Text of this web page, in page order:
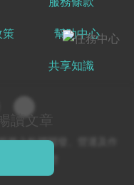
讀文章
策 幫助中心
共享知識
之軟體開發、營運及作
驗證
就缺這咖？股